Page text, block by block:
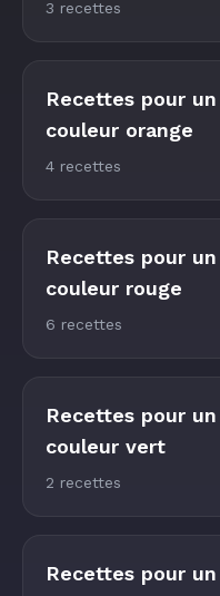
3 recettes
Recettes pour
couleur orange
4 recettes
Recettes pour
couleur rouge
6 recettes
Recettes pour
couleur vert
2 recettes
Recettes pour